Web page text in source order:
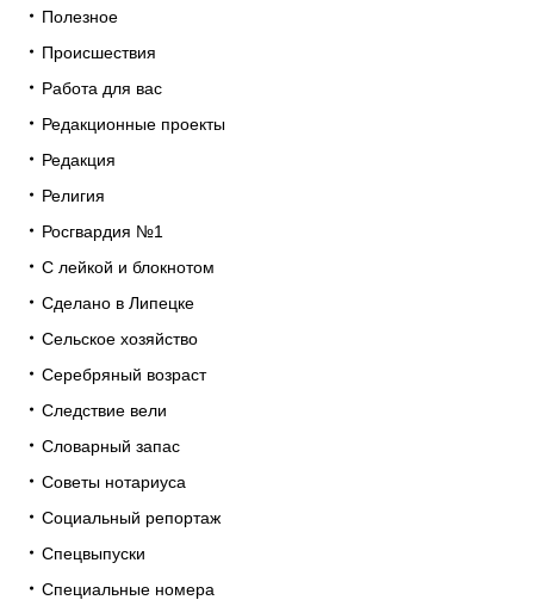
Полезное
Происшествия
Работа для вас
Редакционные проекты
Редакция
Религия
Росгвардия №1
С лейкой и блокнотом
Сделано в Липецке
Сельское хозяйство
Серебряный возраст
Следствие вели
Словарный запас
Советы нотариуса
Социальный репортаж
Спецвыпуски
Специальные номера